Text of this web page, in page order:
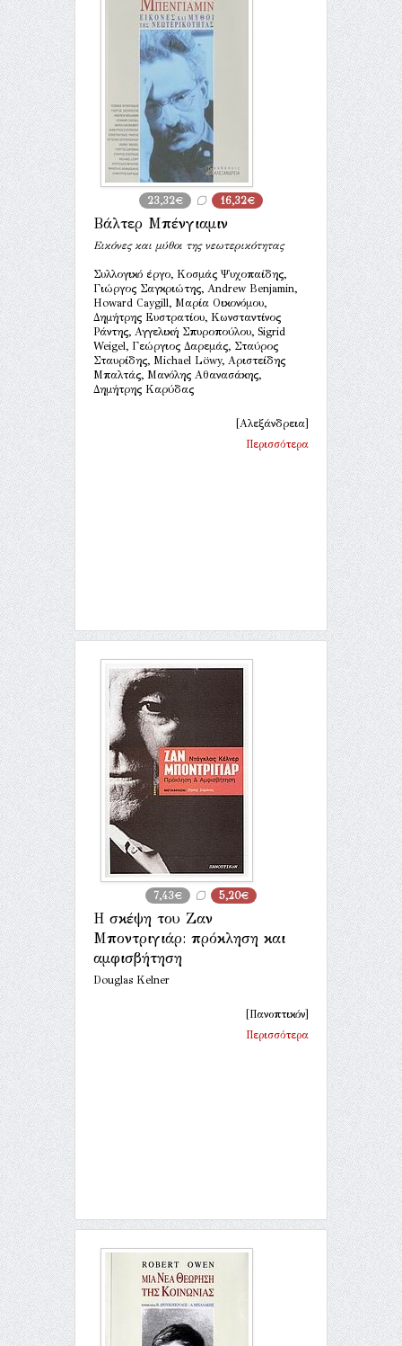
23,32€ 16,32€
Βάλτερ Μπένγιαμιν
Εικόνες και μύθοι της νεωτερικότητας
Συλλογικό έργο, Κοσμάς Ψυχοπαίδης,
Γιώργος Σαγκριώτης, Andrew Benjamin,
Howard Caygill, Μαρία Οικονόμου,
Δημήτρης Ευστρατίου, Κωνσταντίνος
Ράντης, Αγγελική Σπυροπούλου, Sigrid
Weigel, Γεώργιος Δαρεμάς, Σταύρος
Σταυρίδης, Michael Löwy, Αριστείδης
Μπαλτάς, Μανόλης Αθανασάκης,
Δημήτρης Καρύδας
[Αλεξάνδρεια]
Περισσότερα
7,43€ 5,20€
Η σκέψη του Ζαν
Μποντριγιάρ: πρόκληση και
αμφισβήτηση
Douglas Kelner
[Πανοπτικόν]
Περισσότερα